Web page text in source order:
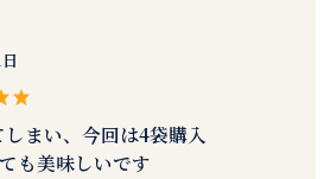
まい、今回は4袋購入
も美味しいです